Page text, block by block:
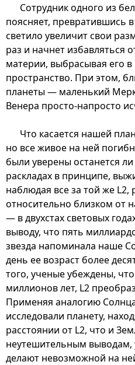
Сотрудник одного из
поясняет, превратившись
светило увеличит свои
раз и начнет избавляться
материи, выбрасывая его
пространство. При этом,
планеты — маленький
Венера просто-напросто
Что касается нашей
но все живое на ней
были уверены останется
раскладах в принципе,
наблюдая все за той же
относительно близком от
— в двухстах световых
выводу, что пять
звезда напоминала наше
день ее возраст более
того, ученые убеждены,
миллионов лет, L2
Применяя аналогию
исследовали планету,
расстоянии от L2, что и
неутешительным выводам,
делают невозможной на